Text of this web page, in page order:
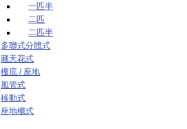
一匹半
二匹
二匹半
多聯式分體式
藏天花式
樓底 / 座地
風管式
移動式
座地櫃式